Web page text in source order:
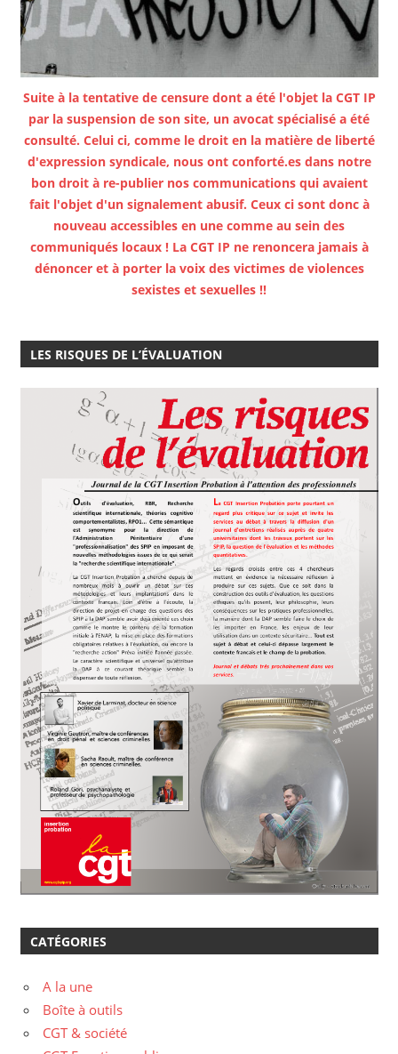
Suite à la tentative de censure dont a été l'objet la CGT IP
par la suspension de son site, un avocat spécialisé a été
consulté. Celui ci, comme le droit en la matière de liberté
d'expression syndicale, nous ont conforté.es dans notre
bon droit à re-publier nos communications qui avaient
fait l'objet d'un signalement abusif. Ceux ci sont donc à
nouveau accessibles en une comme au sein des
communiqués locaux ! La CGT IP ne renoncera jamais à
dénoncer et à porter la voix des victimes de violences
sexistes et sexuelles !!
LES RISQUES DE L’ÉVALUATION
CATÉGORIES
A la une
Boîte à outils
CGT & société